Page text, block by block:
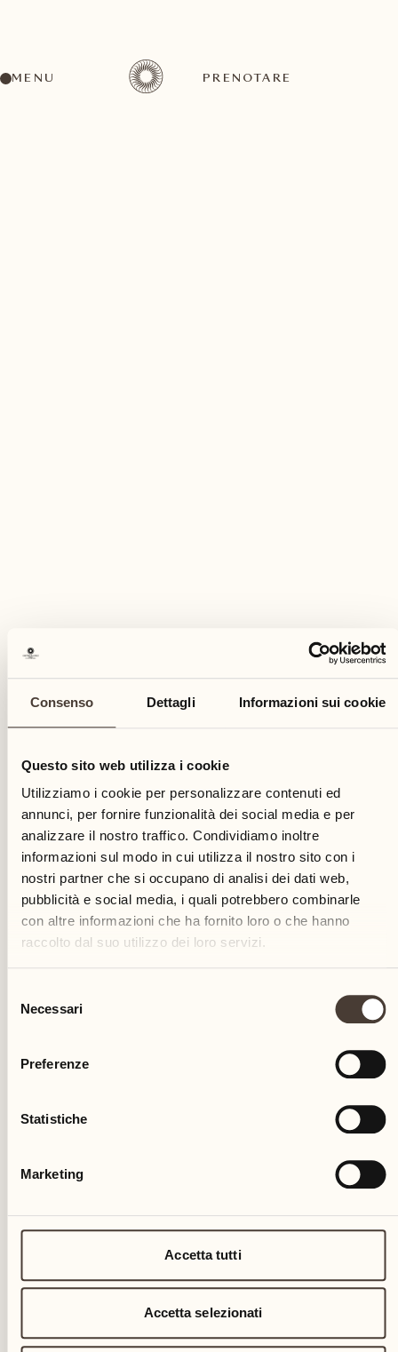
Consenso Dettagli Informazioni sui cookie
Questo sito web utilizza i cookie
Utilizziamo i cookie per personalizzare contenuti ed
annunci, per fornire funzionalità dei social media e per
analizzare il nostro traffico. Condividiamo inoltre
informazioni sul modo in cui utilizza il nostro sito con i
nostri partner che si occupano di analisi dei dati web,
pubblicità e social media, i quali potrebbero combinarle
con altre informazioni che ha fornito loro o che hanno
raccolto dal suo utilizzo dei loro servizi.
delNecessari
Preferenze
Statistiche
Marketing
Accetta tutti
Accetta selezionati
MENU PRENOTARE
Relax esclusivo con Nicole
Scopra i trattamenti esclusivi di Nicole Prass-
SCOPRA DI PIÙ